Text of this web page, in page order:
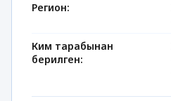
Регион:
Ким тарабынан
берилген: